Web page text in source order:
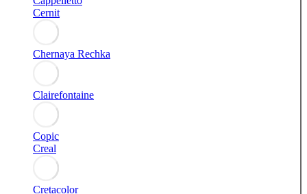
Cernit
Chernaya Rechka
Clairefontaine
Copic
Creal
Cretacolor